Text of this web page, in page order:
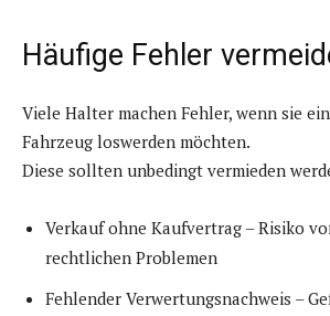
Häufige Fehler
Viele Halter machen Fehler, wenn sie
Fahrzeug loswerden möchten.
Diese sollten unbedingt vermieden
Verkauf ohne Kaufvertrag – Risiko
rechtlichen Problemen
Fehlender Verwertungsnachweis –